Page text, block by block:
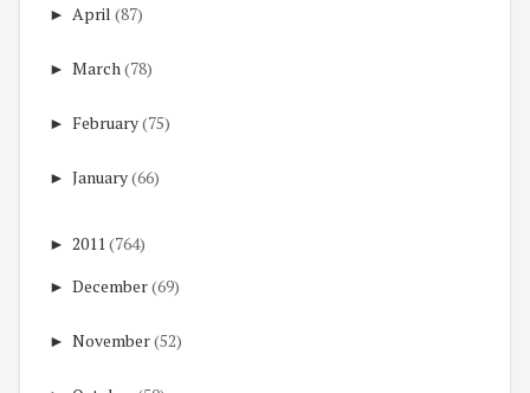
► April (87)
► March (78)
► February(75)
► January(66)
► 2011(764)
► December(69)
► November(52)